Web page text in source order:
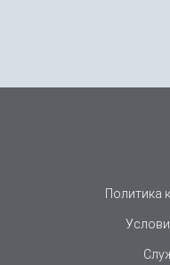
Политика